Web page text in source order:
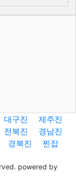
대구진
제주진
전북진
경남진
경북진
찐잡
powered by